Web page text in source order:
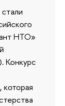
НТО»
Конкурс